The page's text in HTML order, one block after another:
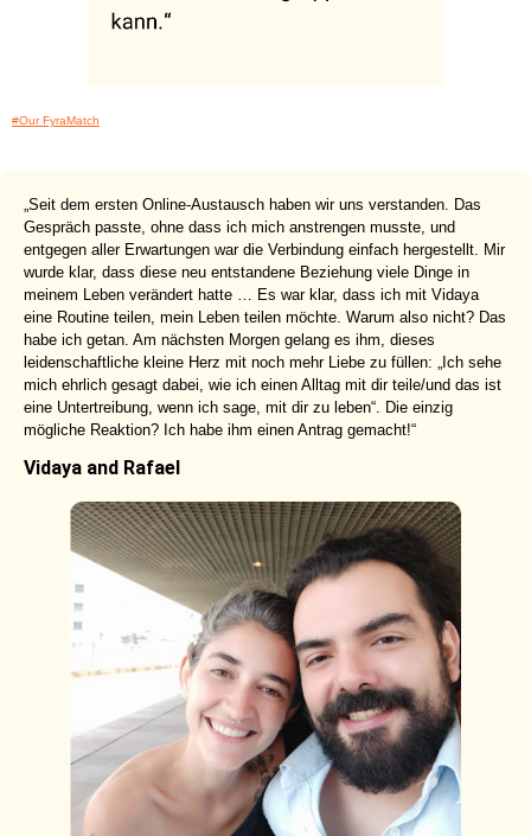
#Our FyraMatch
„Seit dem ersten Online-Austausch haben wir uns verstanden. Das
Gespräch passte, ohne dass ich mich anstrengen musste, und
entgegen aller Erwartungen war die Verbindung einfach hergestellt. Mir
wurde klar, dass diese neu entstandene Beziehung viele Dinge in
meinem Leben verändert hatte … Es war klar, dass ich mit Vidaya
eine Routine teilen, mein Leben teilen möchte. Warum also nicht? Das
habe ich getan. Am nächsten Morgen gelang es ihm, dieses
leidenschaftliche kleine Herz mit noch mehr Liebe zu füllen: „Ich sehe
mich ehrlich gesagt dabei, wie ich einen Alltag mit dir teile/und das ist
eine Untertreibung, wenn ich sage, mit dir zu leben“. Die einzig
mögliche Reaktion? Ich habe ihm einen Antrag gemacht!“
Vidaya and Rafael